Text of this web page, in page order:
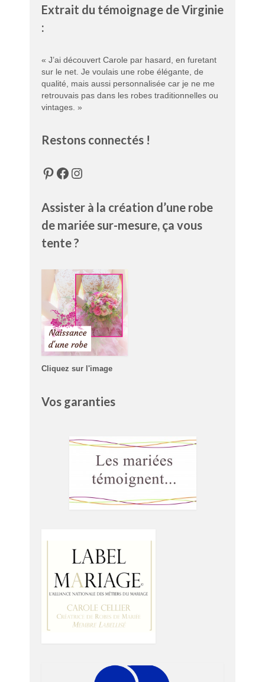
Extrait du témoignage de Virginie
:
« J’ai découvert Carole par hasard, en furetant
sur le net. Je voulais une robe élégante, de
qualité, mais aussi personnalisée car je ne me
retrouvais pas dans les robes traditionnelles ou
vintages. »
Restons connectés !
Pinterest
Facebook
Instagram
Assister à la création d’une robe
de mariée sur-mesure, ça vous
tente ?
Cliquez sur l'image
Vos garanties